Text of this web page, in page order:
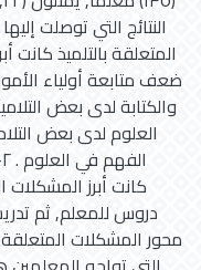
المتعلقة بالتلميذ
ضعف متابعة أولياء
والكتابة لدى بعض
العلوم لدى بعض
كانت أبرز
دروس للمعلم, ثم
محور المشكلات المتعلقة